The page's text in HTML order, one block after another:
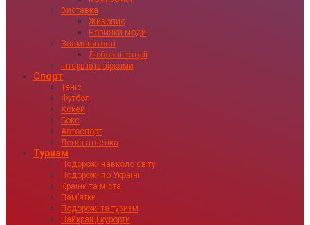
Виставка
Живопис
Новинки моди
Знаменитості
Любовні історії
Інтервʼю із зірками
Спорт
Теніс
Футбол
Хокей
Бокс
Автоспорт
Легка атлетіка
Туризм
Подорожі навколо світу
Подорожі по Україні
Країни та міста
Пам’ятки
Подорожі та туризм
Найкращі курорти